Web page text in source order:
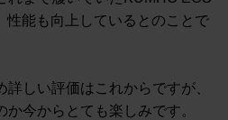
性能も向上しているとのことで
しい評価はこれからですが、
今からとても楽しみです。